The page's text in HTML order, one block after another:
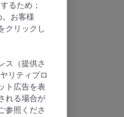
るため；
お客様
クリックし
ス（提供さ
リティプロ
ト広告を表
れる場合が
参照くださ